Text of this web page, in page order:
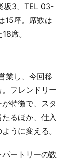
坂3、TEL 03-
15坪。席数は
席。
業し、今回移
フレンドリー
特徴で、スタ
るほか、仕入
うに変える。
ートリーの数